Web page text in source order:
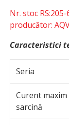
Nr. stoc
producător:
Caracteristici
Seria
Curent
sarcină